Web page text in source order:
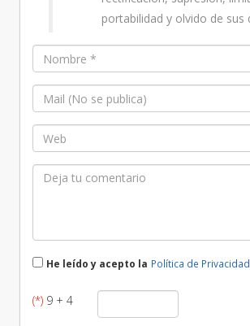
portabilidad y olvido de sus
He leído y acepto la Política de Privacidad
(*) 9 + 4